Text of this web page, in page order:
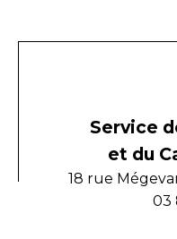
Service
et du
18 rue
03